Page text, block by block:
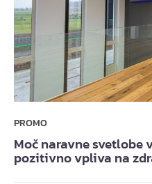
PROMO
Moč naravne
pozitivno vpliva na